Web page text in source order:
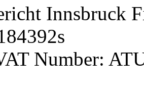
Innsbruck
Number: